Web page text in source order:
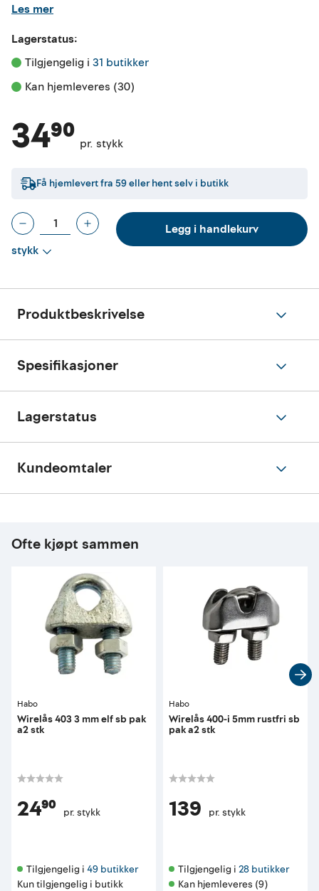
Les mer
Lagerstatus:
Tilgjengelig i 31 butikker
Kan hjemleveres (30)
34⁹⁰ pr. stykk
Få hjemlevert fra 59eller hent selv i butikk
stykk
Legg i handlekurv
Produktbeskrivelse
Spesifikasjoner
Lagerstatus
Kundeomtaler
Ofte kjøpt sammen
Habo
Wirelås 403 3 mm elf sb pak
a2 stk
24⁹⁰ pr. stykk
Tilgjengelig i 49 butikker
Kun tilgjengelig i butikk
Habo
Wirelås 400-i 5mm rustfri sb
pak a2 stk
139 pr. stykk
Tilgjengelig i 28 butikker
Kan hjemleveres (9)